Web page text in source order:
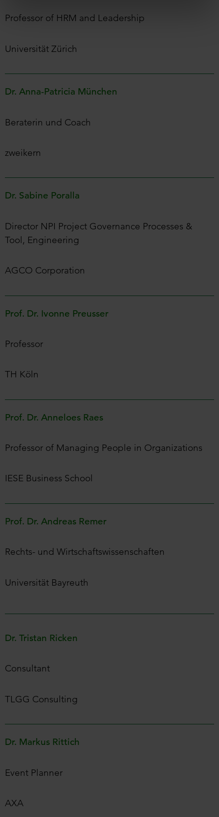
Professor of HRM and Leadership
Universität Zürich
Dr. Anna-Patricia München
Beraterin und Coach
zweikern
Dr. Sabine Poralla
Director NPI Project Governance Processes &
Tool, Engineering
AGCO Corporation
Prof. Dr. Ivonne Preusser
Professor
TH Köln
Prof. Dr. Anneloes Raes
Professor of Managing People in Organizations
IESE Business School
Prof. Dr. Andreas Remer
Rechts- und Wirtschaftswissenschaften
Universität Bayreuth
Dr. Tristan Ricken
Consultant
TLGG Consulting
Dr. Markus Rittich
Event Planner
AXA